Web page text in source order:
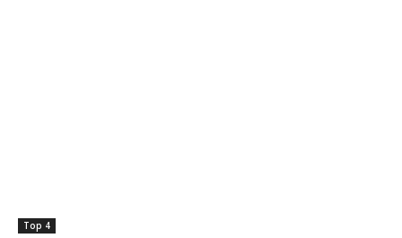
Top 4